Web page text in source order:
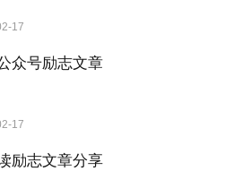
17
众号励志文章
17
励志文章分享